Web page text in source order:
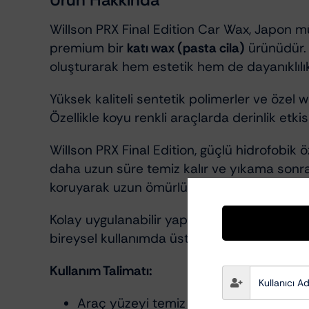
Willson PRX Final Edition Car Wax, Japon
premium bir katı wax (pasta cila)
oluşturarak hem estetik hem de
Yüksek kaliteli sentetik polimerler ve özel
Özellikle koyu renkli araçlarda derinlik
Willson PRX Final Edition, güçlü hidrofobik
daha uzun süre temiz kalır ve yıkama
koruyarak uzun ömürlü bir koruma sağlar.
Kolay uygulanabilir yapısı sayesinde
bireysel kullanımda üst segment bir wax
Kullanım Talimatı:
Araç yüzeyi temiz ve kuru olmalıdır.